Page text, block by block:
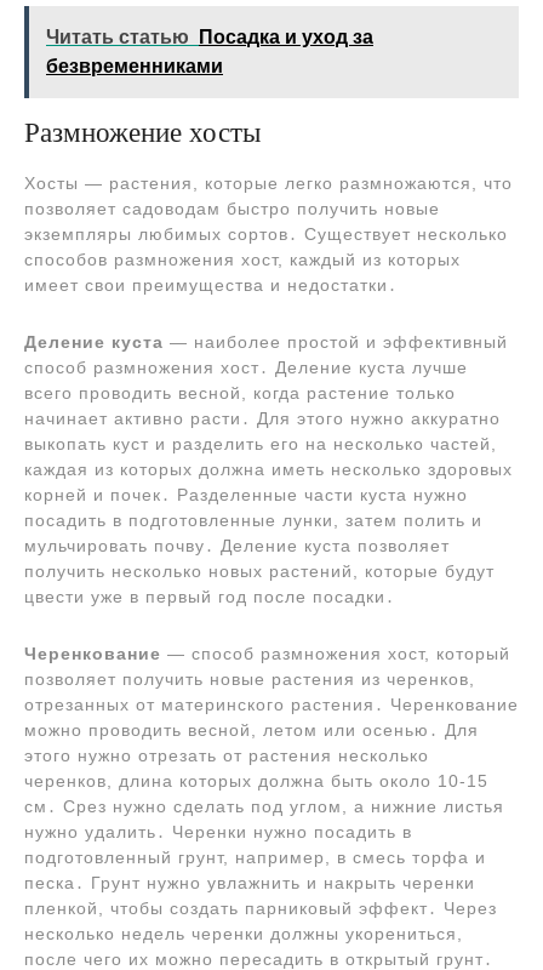
Читать статью
Посадка и уход за
безвременниками
Размножение хосты
Хосты ― растения, которые легко размножаются, что
позволяет садоводам быстро получить новые
экземпляры любимых сортов․ Существует несколько
способов размножения хост, каждый из которых
имеет свои преимущества и недостатки․
Деление куста ― наиболее простой и эффективный
способ размножения хост․ Деление куста лучше
всего проводить весной, когда растение только
начинает активно расти․ Для этого нужно аккуратно
выкопать куст и разделить его на несколько частей,
каждая из которых должна иметь несколько здоровых
корней и почек․ Разделенные части куста нужно
посадить в подготовленные лунки, затем полить и
мульчировать почву․ Деление куста позволяет
получить несколько новых растений, которые будут
цвести уже в первый год после посадки․
Черенкование ― способ размножения хост, который
позволяет получить новые растения из черенков,
отрезанных от материнского растения․ Черенкование
можно проводить весной, летом или осенью․ Для
этого нужно отрезать от растения несколько
черенков, длина которых должна быть около 10-15
см․ Срез нужно сделать под углом, а нижние листья
нужно удалить․ Черенки нужно посадить в
подготовленный грунт, например, в смесь торфа и
песка․ Грунт нужно увлажнить и накрыть черенки
пленкой, чтобы создать парниковый эффект․ Через
несколько недель черенки должны укорениться,
после чего их можно пересадить в открытый грунт․